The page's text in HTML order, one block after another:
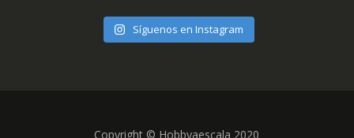
Síguenos en Instagram
Copyright © Hobbyaescala 2020